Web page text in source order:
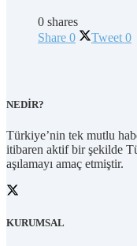
0 shares
Share 0 Tweet 0
NEDİR?
Türkiye’nin tek mutlu
itibaren aktif bir şekilde
aşılamayı amaç etmiştir.
KURUMSAL